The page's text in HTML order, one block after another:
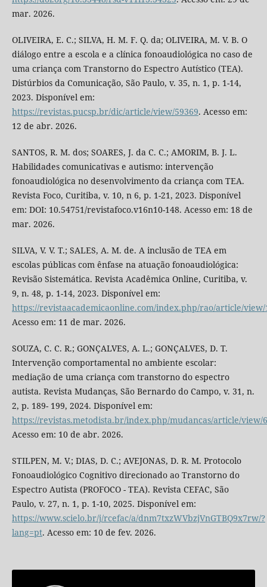
mar. 2026.
OLIVEIRA, E. C.; SILVA, H. M. F. Q. da; OLIVEIRA, M. V. B. O
diálogo entre a escola e a clínica fonoaudiológica no caso de
uma criança com Transtorno do Espectro Autístico (TEA).
Distúrbios da Comunicação, São Paulo, v. 35, n. 1, p. 1-14,
2023. Disponível em:
https://revistas.pucsp.br/dic/article/view/59369. Acesso em:
12 de abr. 2026.
SANTOS, R. M. dos; SOARES, J. da C. C.; AMORIM, B. J. L.
Habilidades comunicativas e autismo: intervenção
fonoaudiológica no desenvolvimento da criança com TEA.
Revista Foco, Curitiba, v. 10, n 6, p. 1-21, 2023. Disponível
em: DOI: 10.54751/revistafoco.v16n10-148. Acesso em: 18 de
mar. 2026.
SILVA, V. V. T.; SALES, A. M. de. A inclusão de TEA em
escolas públicas com ênfase na atuação fonoaudiológica:
Revisão Sistemática. Revista Acadêmica Online, Curitiba, v.
9, n. 48, p. 1-14, 2023. Disponível em:
https://revistaacademicaonline.com/index.php/rao/article/view/
Acesso em: 11 de mar. 2026.
SOUZA, C. C. R.; GONÇALVES, A. L.; GONÇALVES, D. T.
Intervenção comportamental no ambiente escolar:
mediação de uma criança com transtorno do espectro
autista. Revista Mudanças, São Bernardo do Campo, v. 31, n.
2, p. 189- 199, 2024. Disponível em:
https://revistas.metodista.br/index.php/mudancas/article/view/
Acesso em: 10 de abr. 2026.
STILPEN, M. V.; DIAS, D. C.; AVEJONAS, D. R. M. Protocolo
Fonoaudiológico Cognitivo direcionado ao Transtorno do
Espectro Autista (PROFOCO - TEA). Revista CEFAC, São
Paulo, v. 27, n. 1, p. 1-10, 2025. Disponível em:
https://www.scielo.br/j/rcefac/a/dnm7txzWVbzjVnGTBQ9x7rw/?
lang=pt. Acesso em: 10 de fev. 2026.